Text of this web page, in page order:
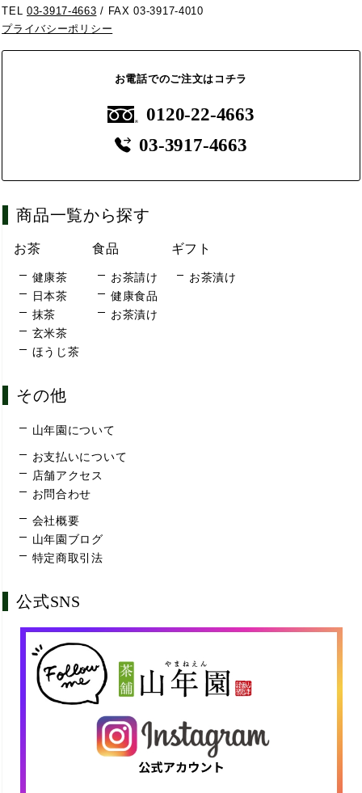
TEL03-3917-4663 / FAX 03-3917-4010
プライバシーポリシー
お電話でのご注文はコチラ
0120-22-4663
03-3917-4663
商品一覧から探す
お茶
健康茶
日本茶
抹茶
玄米茶
ほうじ茶
食品
お茶請け
健康食品
お茶漬け
ギフト
お茶漬け
その他
山年園について
お支払いについて
店舗アクセス
お問合わせ
会社概要
山年園ブログ
特定商取引法
公式SNS